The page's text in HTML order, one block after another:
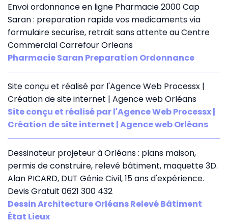
Envoi ordonnance en ligne Pharmacie 2000 Cap
Saran : preparation rapide vos medicaments via
formulaire securise, retrait sans attente au Centre
Commercial Carrefour Orleans
Pharmacie Saran Preparation Ordonnance
Site conçu et réalisé par l'Agence Web Processx |
Création de site internet | Agence web Orléans
Site conçu et réalisé par l'Agence Web Processx |
Création de site internet | Agence web Orléans
Dessinateur projeteur à Orléans : plans maison,
permis de construire, relevé bâtiment, maquette 3D.
Alan PICARD, DUT Génie Civil, 15 ans d'expérience.
Devis Gratuit 0621 300 432
Dessin Architecture Orléans Relevé Bâtiment
État Lieux